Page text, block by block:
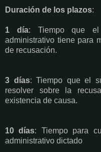
Duración de los plazos:
1 día: Tiempo que el
administrativo tiene para
de recusación.
3 días: Tiempo que el
resolver sobre la
existencia de causa.
10 días: Tiempo para
administrativo dictado